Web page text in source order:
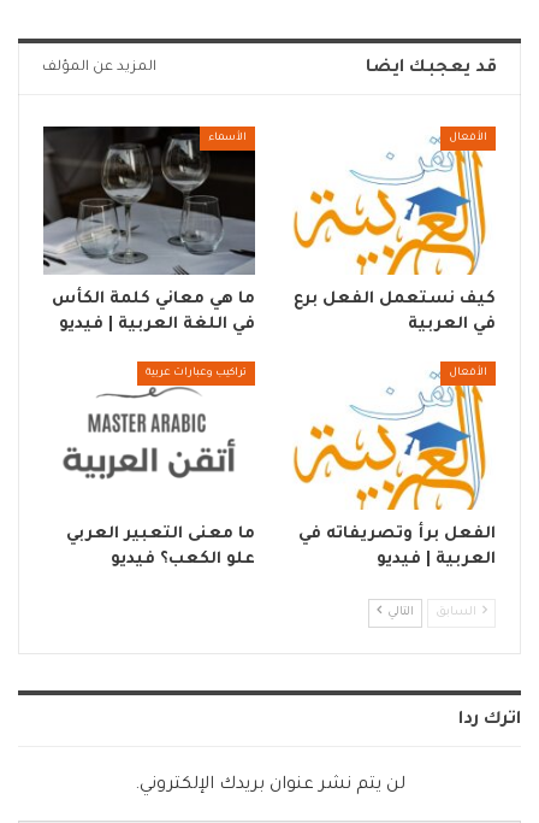
قد يعجبك ايضا المزيد عن المؤلف
الأفعال
كيف نستعمل الفعل برع
في العربية
الأسماء
ما هي معاني كلمة الكأس
في اللغة العربية | فيديو
الأفعال
الفعل برأ وتصريفاته في
العربية | فيديو
تراكيب وعبارات عربية
ما معنى التعبير العربي
علو الكعب؟ فيديو
السابق التالي
اترك ردا
لن يتم نشر عنوان بريدك الإلكتروني.